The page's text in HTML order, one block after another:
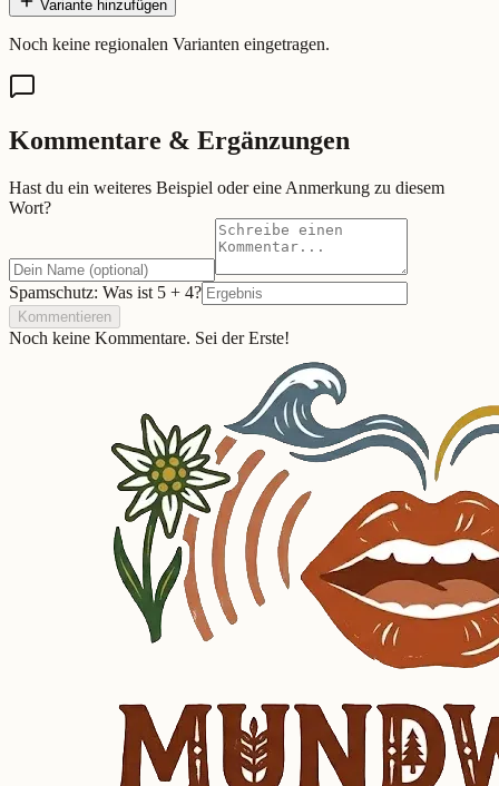
Variante hinzufügen
Noch keine regionalen Varianten eingetragen.
Kommentare & Ergänzungen
Hast du ein weiteres Beispiel oder eine Anmerkung zu diesem
Wort?
Spamschutz: Was ist 5 + 4?
Kommentieren
Noch keine Kommentare. Sei der Erste!